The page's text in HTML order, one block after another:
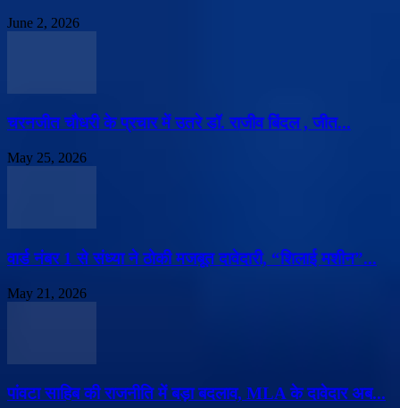
June 2, 2026
चरनजीत चौधरी के प्रचार में उतरे डॉ. राजीव बिंदल , जीत...
May 25, 2026
वार्ड नंबर 1 से संध्या ने ठोकी मजबूत दावेदारी, “शिलाई मशीन”...
May 21, 2026
पांवटा साहिब की राजनीति में बड़ा बदलाव, MLA के दावेदार अब...